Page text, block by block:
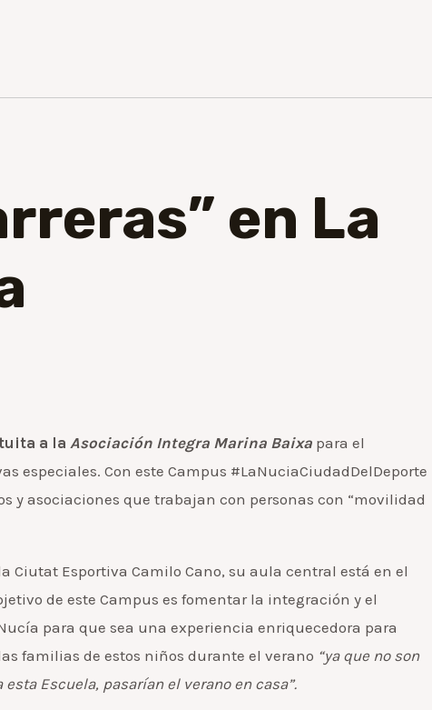
en La
a la Asociación Integra Marina Baixa para el
especiales. Con este Campus #LaNuciaCiudadDelDeporte
y asociaciones que trabajan con personas con “movilidad
Ciutat Esportiva Camilo Cano, su aula central está en el
de este Campus es fomentar la integración y el
para que sea una experiencia enriquecedora para
familias de estos niños durante el verano “ya que no son
Escuela, pasarían el verano en casa”.